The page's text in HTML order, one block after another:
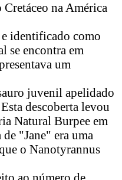
na América
identificado como
se encontra em
um
juvenil apelidado
descoberta levou
Natural Burpee em
"Jane" era uma
o Nanotyrannus